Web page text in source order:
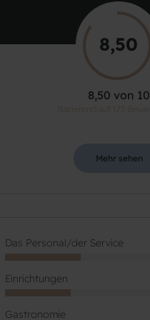
8,50
8,50 von 10
Mehr sehen
Das Personal/der Service
Einrichtungen
Gastronomie